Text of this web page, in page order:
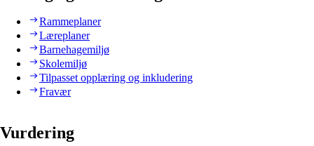
Rammeplaner
Læreplaner
Barnehagemiljø
Skolemiljø
Tilpasset opplæring og inkludering
Fravær
Vurdering